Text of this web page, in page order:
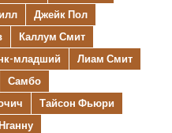
Джейк Пол
Каллум Смит
младший
Лиам Смит
Самбо
Тайсон Фьюри